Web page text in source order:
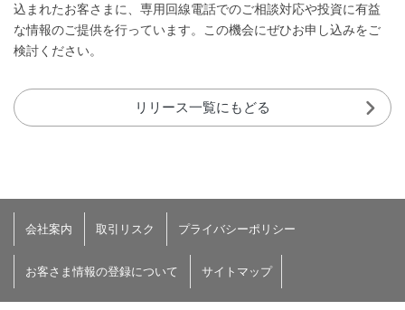
込まれたお客さまに、専用回線電話でのご相談対応や投資に有益
な情報のご提供を行っています。この機会にぜひお申し込みをご
検討ください。
リリース一覧にもどる
会社案内 取引リスク プライバシーポリシー
お客さま情報の登録について サイトマップ